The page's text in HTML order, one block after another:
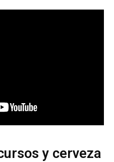
y cerveza